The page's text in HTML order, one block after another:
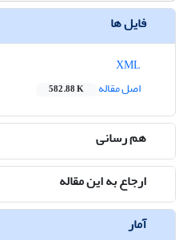
فایل ها
اصل مقاله
582.88 K
هم رسانی
ارجاع به این مقاله
آمار